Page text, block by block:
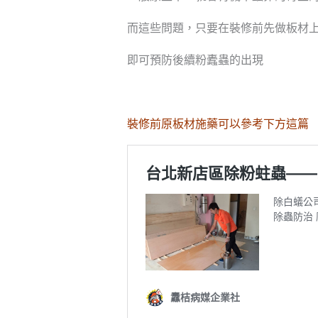
而這些問題，只要在裝修前先做板材
即可預防後續粉蠹蟲的出現
裝修前原板材施藥可以參考下方這篇